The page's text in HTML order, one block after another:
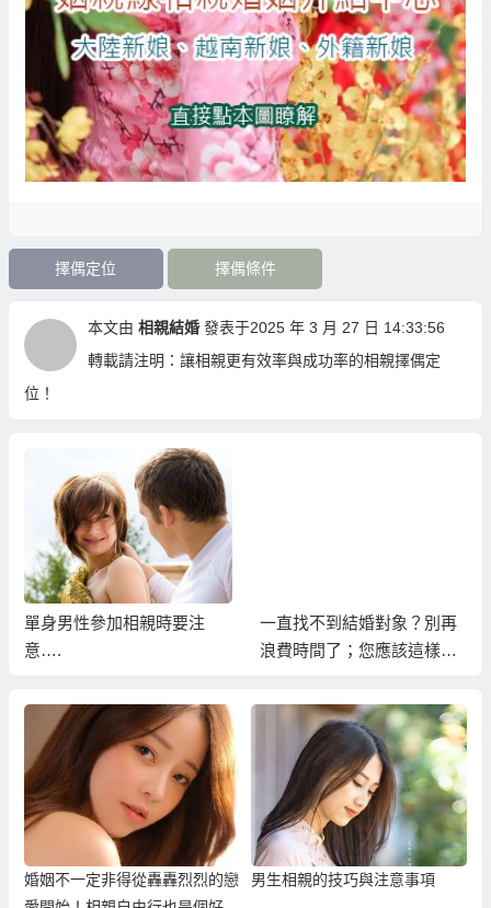
擇偶定位 擇偶條件
本文由 相親結婚 發表于2025 年 3 月 27 日 14:33:56
轉載請注明： 讓相親更有效率與成功率的相親擇偶定
位！
單身男性參加相親時要注
意….
一直找不到結婚對象？別再
浪費時間了；您應該這樣
婚姻不一定非得從轟轟烈烈的戀
男生相親的技巧與注意事項